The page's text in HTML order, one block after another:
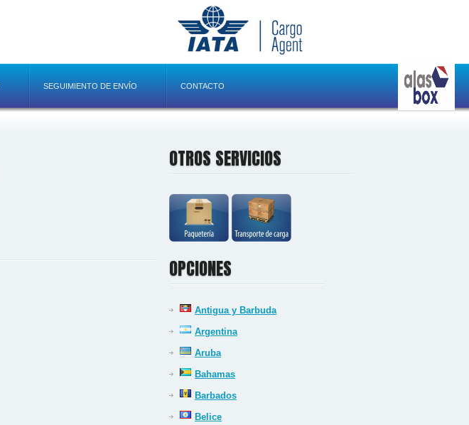
SEGUIMIENTO DE ENVÍO CONTACTO
OTROS SERVICIOS
OPCIONES
Antigua y Barbuda
Argentina
Aruba
Bahamas
Barbados
Belice